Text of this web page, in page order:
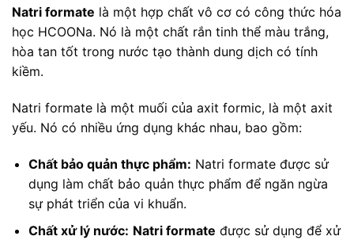
Natri formate là một hợp chất vô cơ có công thức hóa
học HCOONa. Nó là một chất rắn tinh thể màu trắng,
hòa tan tốt trong nước tạo thành dung dịch có tính
kiềm.
Natri formate là một muối của axit formic, là một axit
yếu. Nó có nhiều ứng dụng khác nhau, bao gồm:
Chất bảo quản thực phẩm: Natri formate được sử
dụng làm chất bảo quản thực phẩm để ngăn ngừa
sự phát triển của vi khuẩn.
Chất xử lý nước: Natri formate được sử dụng để xử